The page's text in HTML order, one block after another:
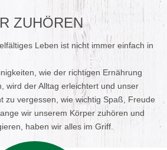
ZUHÖREN
Leben ist nicht immer einfach in
wie der richtigen Ernährung
wird der Alltag erleichtert und unser
zu vergessen, wie wichtig Spaß, Freude
wir unserem Körper zuhören und
haben wir alles im Griff.